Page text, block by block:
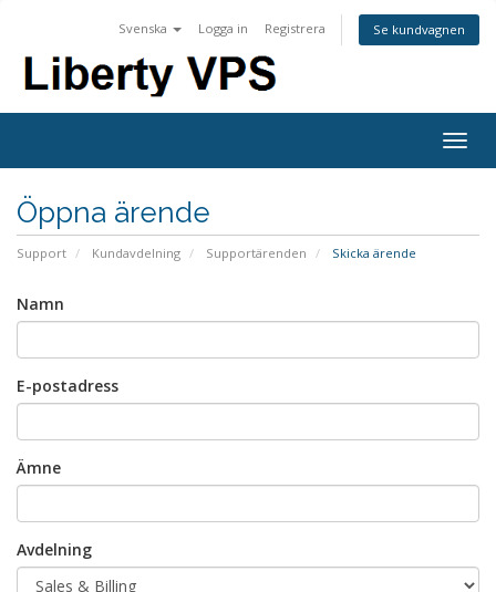
Svenska Logga in Registrera Se kundvagnen
Öppna ärende
Support Kundavdelning Supportärenden Skicka ärende
Namn
E-postadress
Ämne
Avdelning